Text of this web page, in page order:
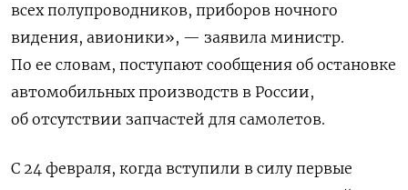
всех полупроводников, приборов ночного
видения, авионики», — заявила министр.
По ее словам, поступают сообщения об остановке
автомобильных производств в России,
об отсутствии запчастей для самолетов.
С 24 февраля, когда вступили в силу первые